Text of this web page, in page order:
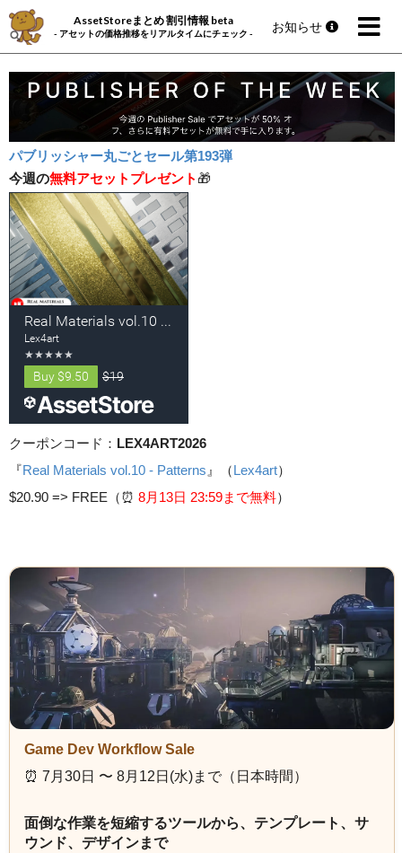
AssetStoreまとめ 割引情報 beta
- アセットの価格推移をリアルタイムにチェック - お知らせ
パブリッシャー丸ごとセール第193弾
今週の無料アセットプレゼント 🎁
クーポンコード： LEX4ART2026
『Real Materials vol.10 - Patterns 』（Lex4art）
$20.90 => FREE（⏰️ 8月13日 23:59まで無料）
Game Dev Workflow Sale
⏰️ 7月30日 〜 8月12日(水)まで（日本時間）
面倒な作業を短縮するツールから、テンプレート、サ
ウンド、デザインまで